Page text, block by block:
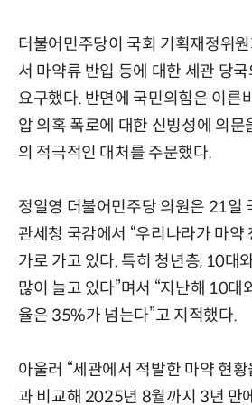
더불어민주당이 국회 기획재정위
서 마약류 반입 등에 대한 세관 당
요구했다. 반면에 국민의힘은 이른
압 의혹 폭로에 대한 신빙성에 의문
의 적극적인 대처를 주문했다.
정일영 더불어민주당 의원은 21일
관세청 국감에서 “우리나라가 마약
가로 가고 있다. 특히 청년층, 10대
많이 늘고 있다”며서 “지난해 10대
율은 35%가 넘는다”고 지적했다.
아울러 “세관에서 적발한 마약 현
과 비교해 2025년 8월까지 3년 만